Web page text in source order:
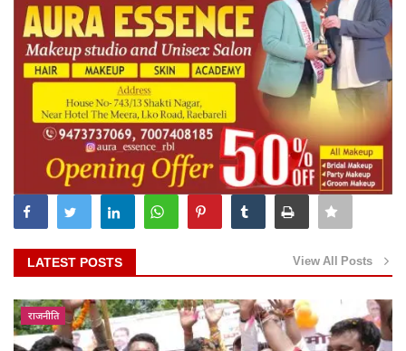
LATEST POSTS View All Posts
राजनीति